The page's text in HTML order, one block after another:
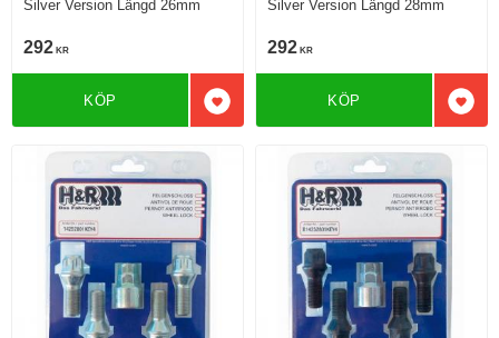
Silver Version Längd 26mm
292 KR
Lägg till i favoriter
KÖP
Silver Version Längd 28mm
292 KR
KÖP